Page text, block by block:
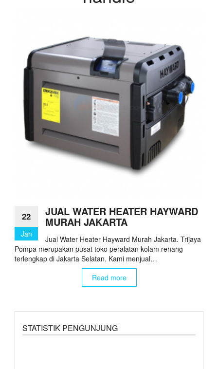
22
Jan
JUAL WATER HEATER HAYWARD
MURAH JAKARTA
Jual Water Heater Hayward Murah Jakarta. Trijaya
Pompa merupakan pusat toko peralatan kolam renang
terlengkap di Jakarta Selatan. Kami menjual…
Read more
STATISTIK PENGUNJUNG